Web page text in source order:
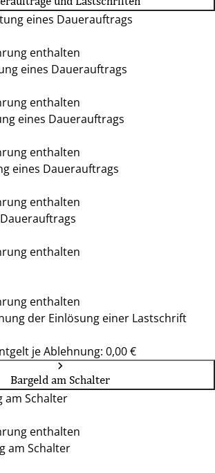
eines Dauerauftrags
enthalten
eines Dauerauftrags
enthalten
eines Dauerauftrags
enthalten
eines Dauerauftrags
enthalten
enthalten
enthalten
der Einlösung einer Lastschrift
je Ablehnung: 0,00 €
Bargeld am Schalter
am Schalter
enthalten
am Schalter